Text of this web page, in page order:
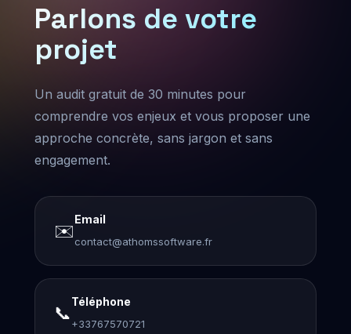
Parlons de votre
projet
Un audit gratuit de 30 minutes pour
comprendre vos enjeux et vous proposer une
approche concrète, sans jargon et sans
engagement.
✉️
Email
contact@athomssoftware.fr
📞
Téléphone
+33767570721